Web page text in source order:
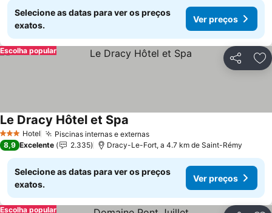
Selecione as datas para ver os preços
exatos.
Ver preços
Partilhar
Escolha popular
3 EstrelasHotel Piscinas internas e externasVer preços
Le Dracy Hôtel et Spa
8,9 Excelente 2.335 Dracy-Le-Fort, a 4.7 km de Saint-Rémy
Selecione as datas para ver os preços
exatos.
Ver preços
Escolha popular